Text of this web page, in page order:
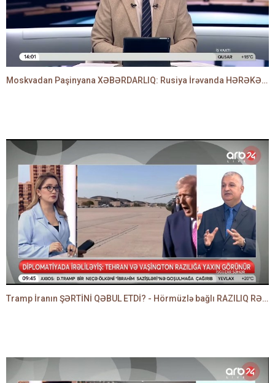
Moskvadan Paşinyana XƏBƏRDARLIQ: Rusiya İrəvanda HƏRƏKƏTƏ KEÇDİ - TAMİLLA QULAMİ danışır
Tramp İranın ŞƏRTİNİ QƏBUL ETDİ? - Hörmüzlə bağlı RAZILIQ RƏSMƏN AÇIQLANIR -BAKİR HƏDƏNBƏYLİ danışır